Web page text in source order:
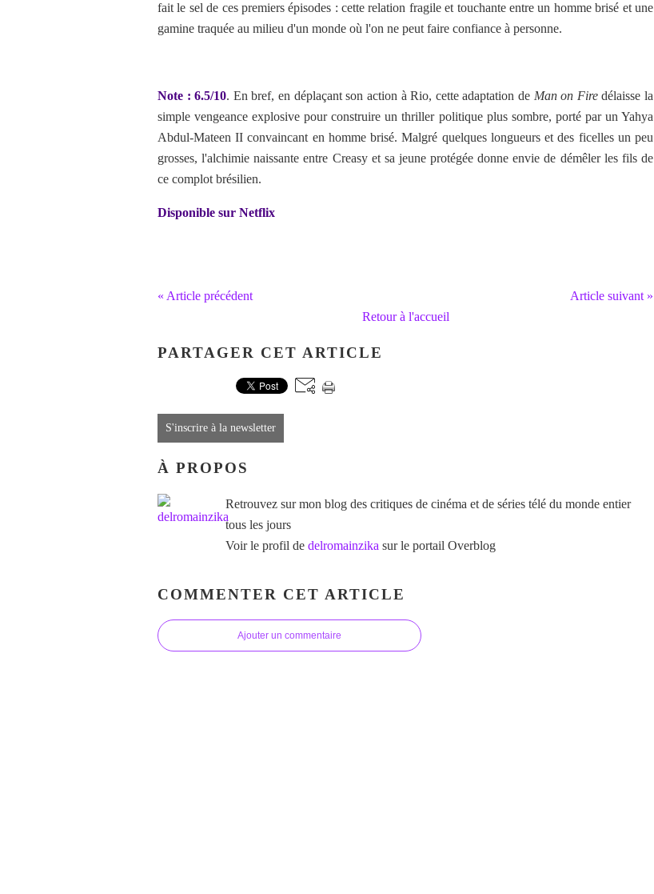
fait le sel de ces premiers épisodes : cette relation fragile et touchante entre un homme brisé et une
gamine traquée au milieu d'un monde où l'on ne peut faire confiance à personne.
Note : 6.5/10. En bref, en déplaçant son action à Rio, cette adaptation de Man on Firedélaisse la
simple vengeance explosive pour construire un thriller politique plus sombre, porté par un Yahya
Abdul-Mateen II convaincant en homme brisé. Malgré quelques longueurs et des ficelles un peu
grosses, l'alchimie naissante entre Creasy et sa jeune protégée donne envie de démêler les fils de
ce complot brésilien.
Disponible sur Netflix
« Article précédent
Article suivant »
Retour à l'accueil
PARTAGER CET ARTICLE
S'inscrire à la newsletter
À PROPOS
Retrouvez sur mon blog des critiques de cinéma et de séries télé du monde entier
tous les jours
Voir le profil de delromainzika sur le portail Overblog
COMMENTER CET ARTICLE
Ajouter un commentaire